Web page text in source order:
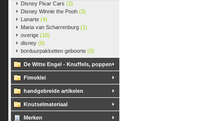
Disney Pixar Cars (2)
Disney Winnie the Pooh (3)
Lanarte (4)
Maria van Scharrenburg (1)
overige (10)
disney (6)
borduurpakketten geboorte (0)
De Witte Engel - Knuffels, poppen
Fimoklei
handgebreide artikelen
Knutselmateriaal
Merken